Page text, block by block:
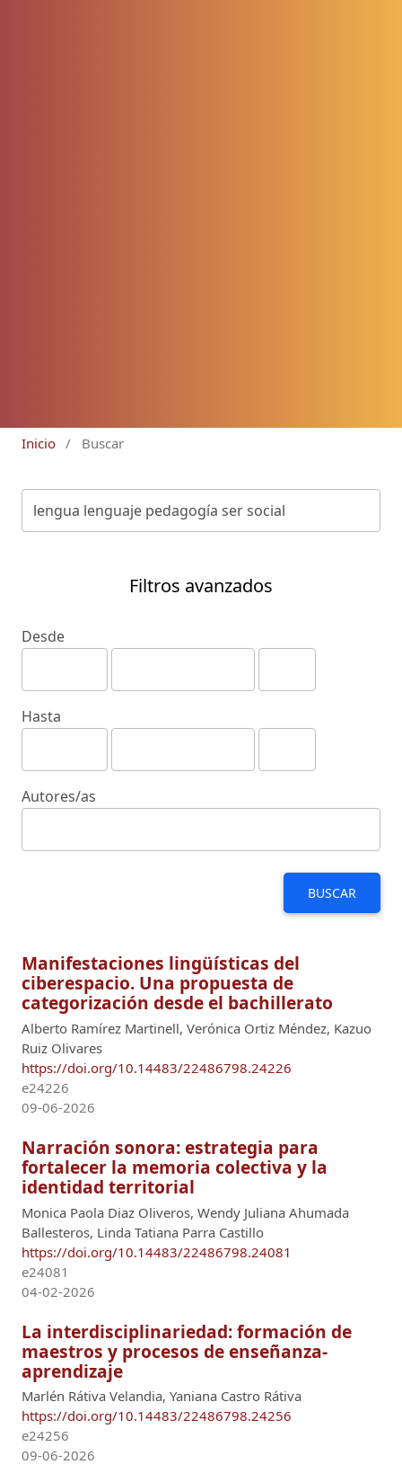
Inicio / Buscar
Filtros avanzados
Desde
Hasta
Autores/as
BUSCAR
Manifestaciones lingüísticas del
ciberespacio. Una propuesta de
categorización desde el bachillerato
Alberto Ramírez Martinell, Verónica Ortiz Méndez, Kazuo
Ruiz Olivares
https://doi.org/10.14483/22486798.24226
e24226
09-06-2026
Narración sonora: estrategia para
fortalecer la memoria colectiva y la
identidad territorial
Monica Paola Diaz Oliveros, Wendy Juliana Ahumada
Ballesteros, Linda Tatiana Parra Castillo
https://doi.org/10.14483/22486798.24081
e24081
04-02-2026
La interdisciplinariedad: formación de
maestros y procesos de enseñanza-
aprendizaje
Marlén Rátiva Velandia, Yaniana Castro Rátiva
https://doi.org/10.14483/22486798.24256
e24256
09-06-2026